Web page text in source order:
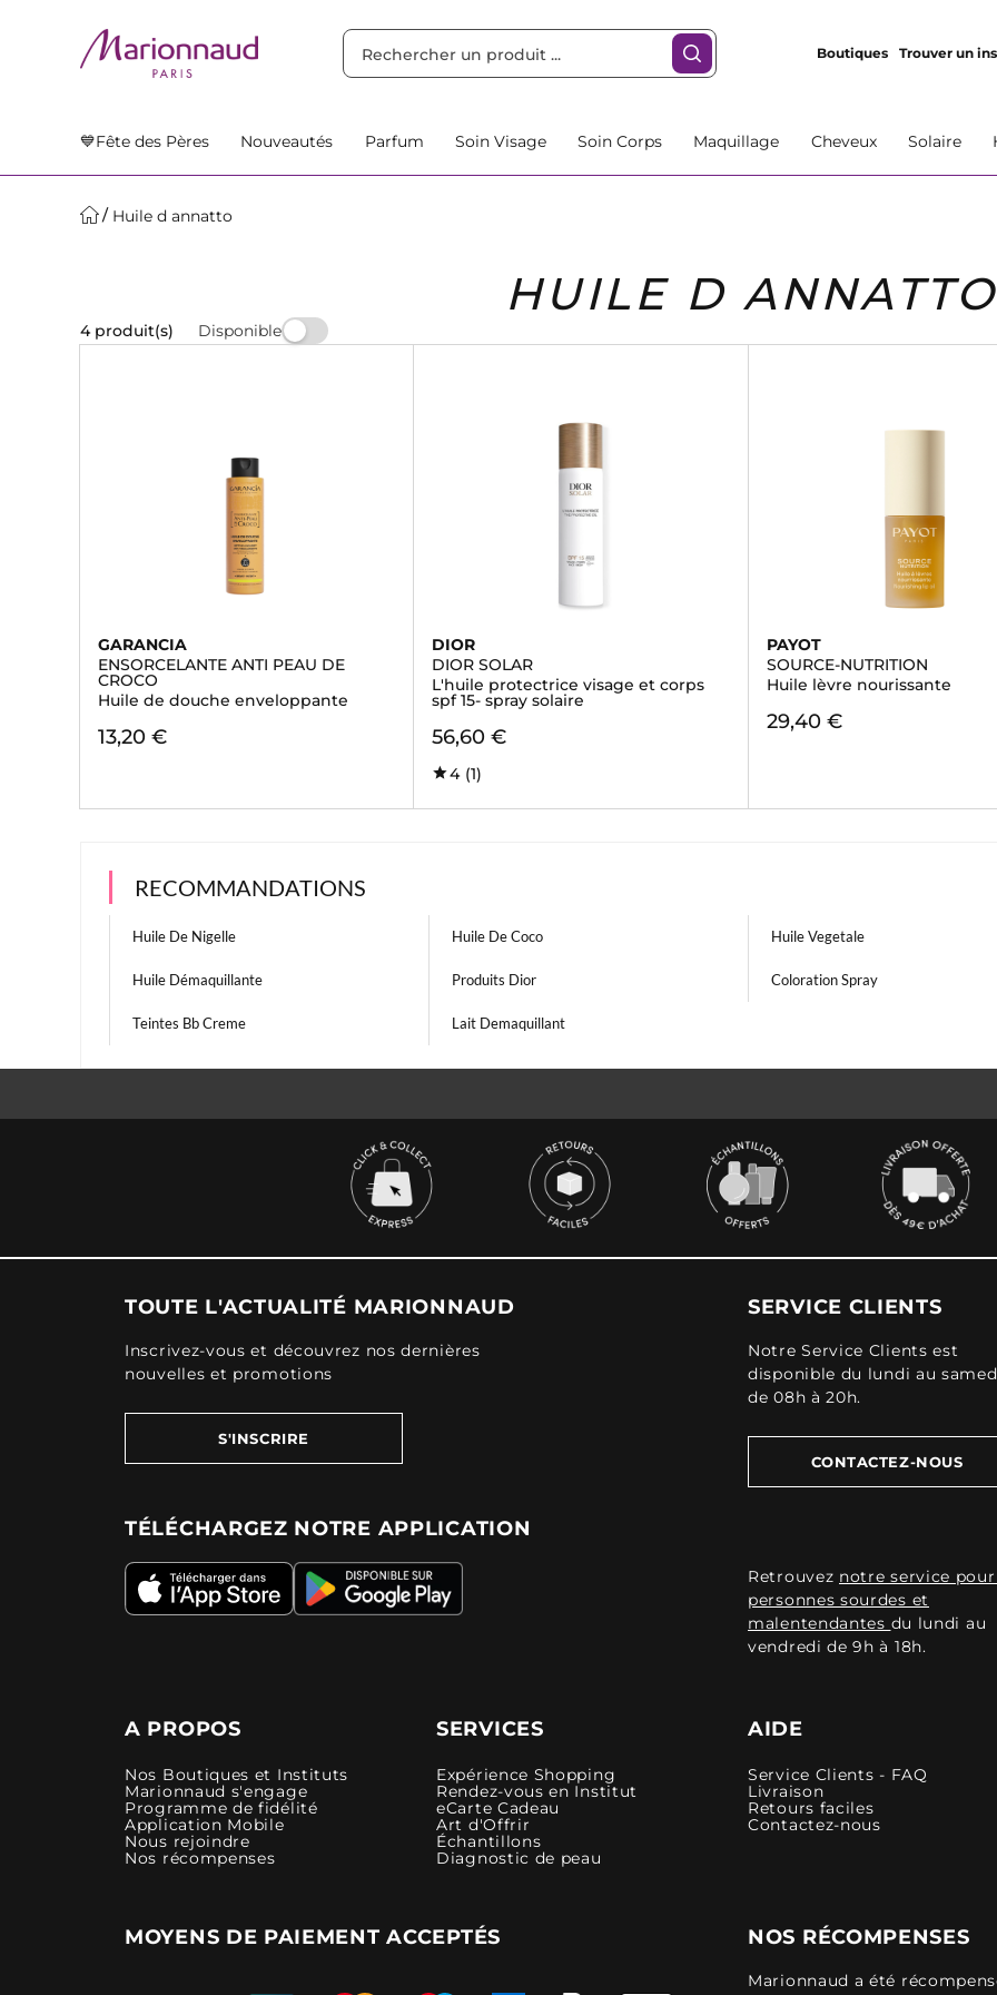
Boutiques Trouver un
💙Fête des Pères Nouveautés Parfum Soin Visage Soin Corps Maquillage Cheveux Solaire
Huile d annatto
HUILE D ANNATTO
4 produit(s) Disponible
GARANCIA
ENSORCELANTE ANTI PEAU DE
CROCO
Huile de douche enveloppante
13,20 €
DIOR
DIOR SOLAR
L'huile protectrice visage et corps
spf 15- spray solaire
56,60 €
4 (1)
PAYOT
SOURCE-NUTRITION
Huile lèvre nourissante
29,40 €
RECOMMANDATIONS
Huile De Nigelle Huile De Coco Huile Vegetale
Huile Démaquillante Produits Dior Coloration Spray
Teintes Bb Creme Lait Demaquillant
TOUTE L'ACTUALITÉ MARIONNAUD
Inscrivez-vous et découvrez nos dernières
nouvelles et promotions
S'INSCRIRE
TÉLÉCHARGEZ NOTRE APPLICATION
SERVICE CLIENTS
Notre Service Clients est
disponible du lundi au
de 08h à 20h.
CONTACTEZ-NOUS
Retrouvez notre service
personnes sourdes et
malentendantes du lundi au
vendredi de 9h à 18h.
A PROPOS
Nos Boutiques et Instituts
Marionnaud s'engage
Programme de fidélité
Application Mobile
Nous rejoindre
Nos récompenses
SERVICES
Expérience Shopping
Rendez-vous en Institut
eCarte Cadeau
Art d'Offrir
Échantillons
Diagnostic de peau
AIDE
Service Clients - FAQ
Livraison
Retours faciles
Contactez-nous
MOYENS DE PAIEMENT ACCEPTÉS NOS RÉCOMPENSES
Marionnaud a été